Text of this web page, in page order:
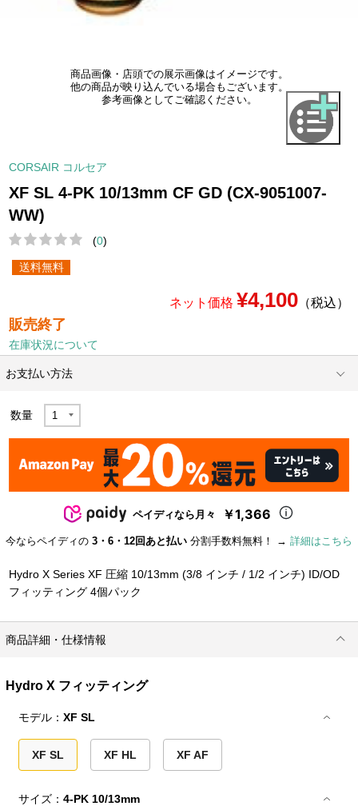
商品画像・店頭での展示画像はイメージです。
他の商品が映り込んでいる場合もございます。
参考画像としてご確認ください。
CORSAIR コルセア
XF SL 4-PK 10/13mm CF GD (CX-9051007-
WW)
(0)
送料無料
ネット価格 ¥4,100（税込）
販売終了
在庫状況について
お支払い方法
数量
ペイディなら月々 ￥1,366
今ならペイディの 3・6・12回あと払い 分割手数料無料！ → 詳細はこちら
Hydro X Series XF 圧縮 10/13mm (3/8 インチ / 1/2 インチ) ID/OD
フィッティング 4個パック
商品詳細・仕様情報
Hydro X フィッティング
モデル：XF SL
XF SL XF HL XF AF
サイズ：4-PK 10/13mm